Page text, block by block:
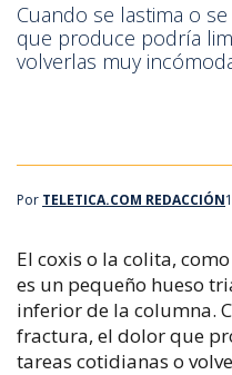
Cuando se lastima o
que produce podría
volverlas muy
Por TELETICA.COM REDACCIÓN
El coxis o la colita,
es un pequeño hueso
inferior de la columna.
fractura, el dolor que
tareas cotidianas o